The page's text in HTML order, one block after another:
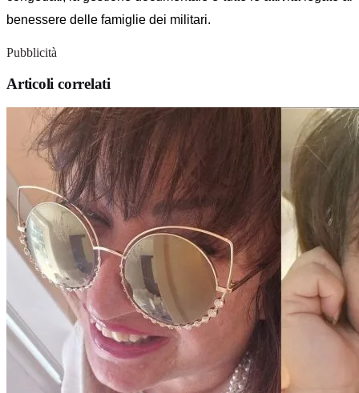
benessere delle famiglie dei militari.
Pubblicità
Articoli correlati